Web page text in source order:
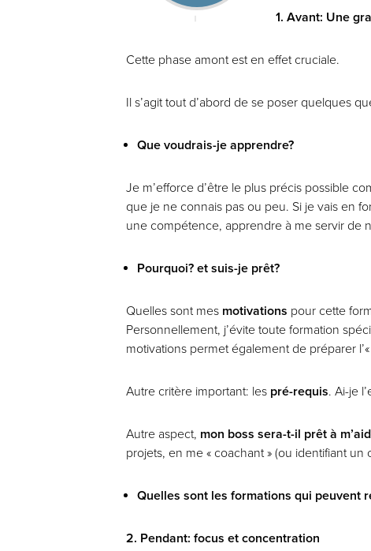
1. Avant: Une
Cette phase amont est en effet cruciale.
Il s’agit tout d’abord de se poser quelques
Que voudrais-je apprendre?
Je m’efforce d’être le plus précis possible
que je ne connais pas ou peu. Si je vais en
une compétence, apprendre à me servir de
Pourquoi? et suis-je prêt?
Quelles sont mes motivations pour cette
Personnellement, j’évite toute formation
motivations permet également de préparer
Autre critère important: les pré-requis. Ai-je
Autre aspect, mon boss sera-t-il prêt à
projets, en me « coachant » (ou identifiant
Quelles sont les formations qui peuvent
2. Pendant: focus et concentration